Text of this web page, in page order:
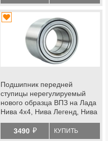
Подшипник передней
ступицы нерегулируемый
нового образца ВПЗ на Лада
Нива 4х4, Нива Легенд, Нива
3490 й КУПИТЬ